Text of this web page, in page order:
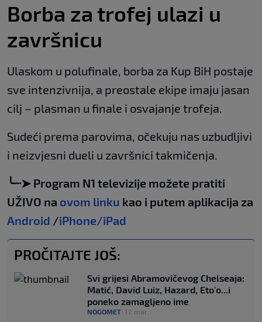
Borba za trofej ulazi u
završnicu
Ulaskom u polufinale, borba za Kup BiH postaje
sve intenzivnija, a preostale ekipe imaju jasan
cilj – plasman u finale i osvajanje trofeja.
Sudeći prema parovima, očekuju nas uzbudljivi
i neizvjesni dueli u završnici takmičenja.
╰┈➤ Program N1 televizije možete pratiti
UŽIVO na ovom linku kao i putem aplikacija za
Android /iPhone/iPad
PROČITAJTE JOŠ:
Svi grijesi Abramovičevog Chelseaja:
Matić, David Luiz, Hazard, Eto'o...i
poneko zamagljeno ime
NOGOMET 17. mar.